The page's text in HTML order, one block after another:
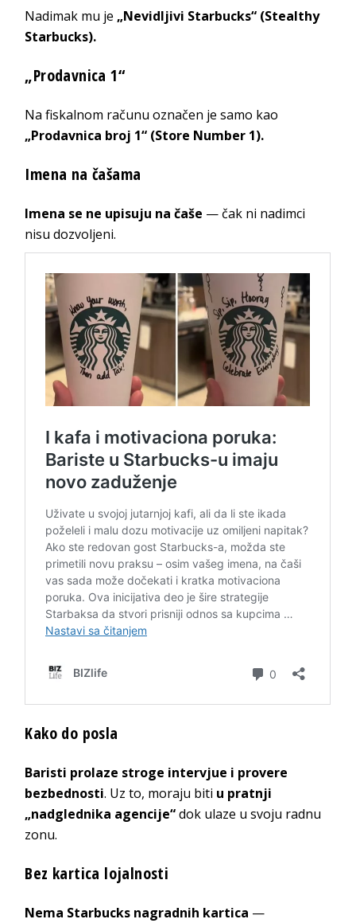
Nadimak mu je „Nevidljivi Starbucks“ (Stealthy
Starbucks).
„Prodavnica 1“
Na fiskalnom računu označen je samo kao
„Prodavnica broj 1“ (Store Number 1).
Imena na čašama
Imena se ne upisuju na čaše — čak ni nadimci
nisu dozvoljeni.
Kako do posla
Baristi prolaze stroge intervjue i provere
bezbednosti. Uz to, moraju biti u pratnji
„nadglednika agencije“dok ulaze u svoju radnu
zonu.
Bez kartica lojalnosti
Nema Starbucks nagradnih kartica —